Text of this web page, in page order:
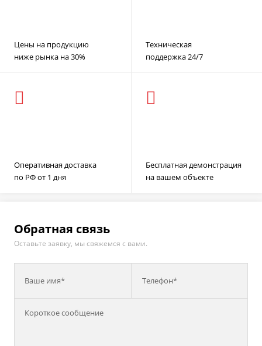
Цены на продукцию
ниже рынка на 30%
Техническая
поддержка 24/7
Оперативная доставка
по РФ от 1 дня
Бесплатная демонстрация
на вашем объекте
Обратная связь
Оставьте заявку, мы свяжемся с вами.
Ваше имя* Телефон*